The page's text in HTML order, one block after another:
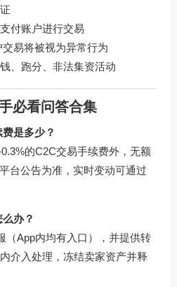
付账户进行交易
易将被视为异常行为
、跑分、非法集资活动
必看问答合集
是多少？
的C2C交易手续费外，无额
台公告为准，实时变动可通过
办？
（App内均有入口），并提供转
介入处理，冻结卖家资产并释